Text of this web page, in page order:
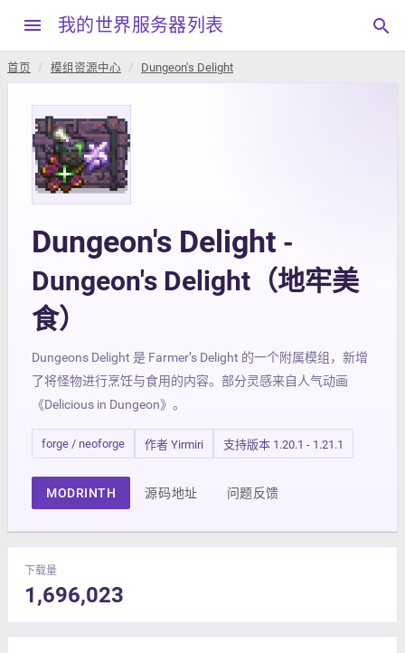
menu 我的世界服务器列表 search
首页 模组资源中心 Dungeon's Delight
Dungeon's Delight -
Dungeon's Delight（地牢美
食）
Dungeons Delight 是 Farmer’s Delight 的一个附属模组，新增
了将怪物进行烹饪与食用的内容。部分灵感来自人气动画
《Delicious in Dungeon》。
forge / neoforge 作者 Yirmiri 支持版本 1.20.1 - 1.21.1
MODRINTH 源码地址 问题反馈
下载量
1,696,023